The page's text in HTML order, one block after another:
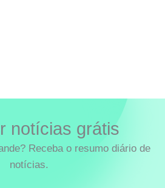
notícias grátis
Receba o resumo diário de
notícias.